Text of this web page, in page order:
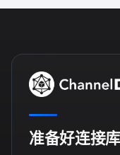
准备好连接